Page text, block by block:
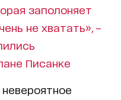
заполоняет
не хватать», –
Писанке